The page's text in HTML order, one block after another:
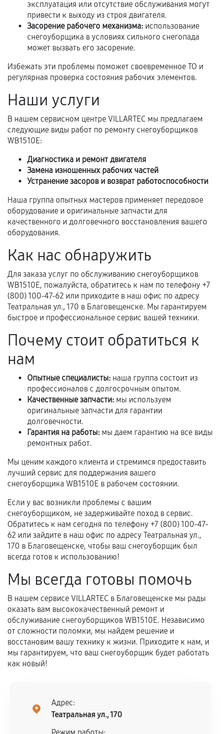
Когда гарантия не действует
Нарушение правил эксплуатации,
перегрев, коррозия.
третьих лиц.
Естественный износ деталей, если иное не
предусмотрено отдельно.
Обращение после окончания гарантийного
срока.
Программные сбои, если это не указано в
отдельных условиях.
Если комплектующие куплены
самостоятельно
Гарантия на выполненные работы может
сохраняться полностью или частично, если
соблюдены следующие условия:
Предоставленные детали подходят по
техническим параметрам и не имеют внешних
дефектов.
Установка была выполнена нашим сервисным
центром.
При этом гарантия на сами комплектующие
продавца. За качество сторонних деталей
сервисный центр ответственности не несет.
эксплуатация или отсутствие обслуживания могут
привести к выходу из строя двигателя.
Засорение рабочего механизма: использование
снегоуборщика в условиях сильного снегопада
может вызвать его засорение.
Избежать эти проблемы поможет своевременное ТО и
регулярная проверка состояния рабочих элементов.
Наши услуги
В нашем сервисном центре VILLARTEC мы предлагаем
следующие виды работ по ремонту снегоуборщиков
WB1510E:
Диагностика и ремонт двигателя
Замена изношенных рабочих частей
Устранение засоров и возврат работоспособности
Наша группа опытных мастеров применяет передовое
оборудование и оригинальные запчасти для
качественного и долговечного восстановления вашего
оборудования.
Как нас обнаружить
Для заказа услуг по обслуживанию снегоуборщиков
WB1510E, пожалуйста, обратитесь к нам по телефону +7
(800) 100-47-62 или приходите в наш офис по адресу
Театральная ул., 170 в Благовещенске. Мы гарантируем
быстрое и профессиональное сервис вашей техники.
Почему стоит обратиться к
нам
Опытные специалисты: наша группа состоит из
профессионалов с долгосрочным опытом.
Качественные запчасти: мы используем
оригинальные запчасти для гарантии
долговечности.
Гарантия на работы: мы даем гарантию на все виды
ремонтных работ.
Мы ценим каждого клиента и стремимся предоставить
лучший сервис для поддержания вашего
снегоуборщика WB1510E в рабочем состоянии.
Если у вас возникли проблемы с вашим
снегоуборщиком, не задерживайте поход в сервис.
Обратитесь к нам сегодня по телефону +7 (800) 100-47-
62 или зайдите в наш офис по адресу Театральная ул.,
170 в Благовещенске, чтобы ваш снегоуборщик был
всегда готов к использованию!
Мы всегда готовы помочь
В нашем сервисе VILLARTEC в Благовещенске мы рады
оказать вам высококачественный ремонт и
обслуживание снегоуборщиков WB1510E. Независимо
от сложности поломки, мы найдем решение и
восстановим вашу технику к жизни. Приходите к нам, и
мы гарантируем, что ваш снегоуборщик будет работать
как новый!
Адрес:
Театральная ул., 170